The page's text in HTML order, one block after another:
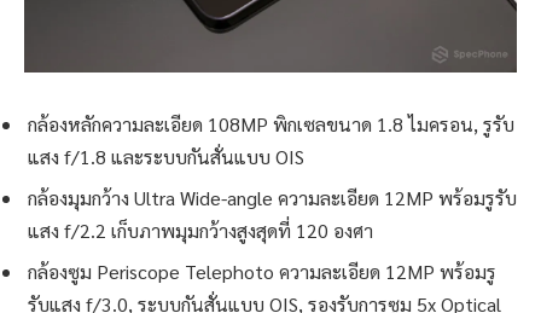
กล้องหลักความละเอียด 108MP พิกเซลขนาด 1.8 ไมครอน, รูรับ
แสง f/1.8 และระบบกันสั่นแบบ OIS
กล้องมุมกว้าง Ultra Wide-angle ความละเอียด 12MP พร้อมรูรับ
แสง f/2.2 เก็บภาพมุมกว้างสูงสุดที่ 120 องศา
กล้องซูม Periscope Telephoto ความละเอียด 12MP พร้อมรู
รับแสง f/3.0, ระบบกันสั่นแบบ OIS, รองรับการซูม 5x Optical